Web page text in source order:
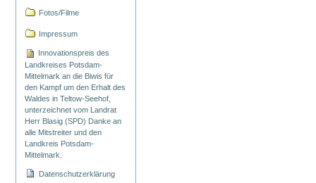
Fotos/Filme
Impressum
Innovationspreis des
Landkreises Potsdam-
Mittelmark an die Biwis für
den Kampf um den Erhalt des
Waldes in Teltow-Seehof,
unterzeichnet vom Landrat
Herr Blasig (SPD) Danke an
alle Mitstreiter und den
Landkreis Potsdam-
Mittelmark.
Datenschutzerklärung